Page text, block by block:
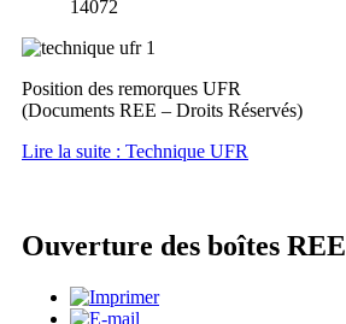
14072
Position des remorques UFR
(Documents REE – Droits Réservés)
Lire la suite : Technique UFR
Ouverture des boîtes REE